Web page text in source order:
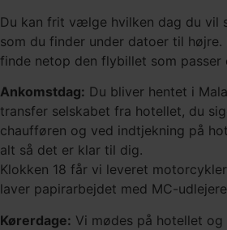
Du kan frit vælge hvilken dag du vil
som du finder under datoer til
finde netop den flybillet som passer
Ankomstdag: Du bliver hentet i
transfer selskabet fra hotellet, du
chaufføren og ved indtjekning på
alt så det er klar til dig.
Klokken 18 får vi leveret
laver papirarbejdet med MC-
Kørerdage: Vi mødes på hotellet